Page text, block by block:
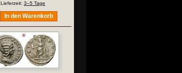
Lieferzeit: 3–5 Tage
In den Warenkorb